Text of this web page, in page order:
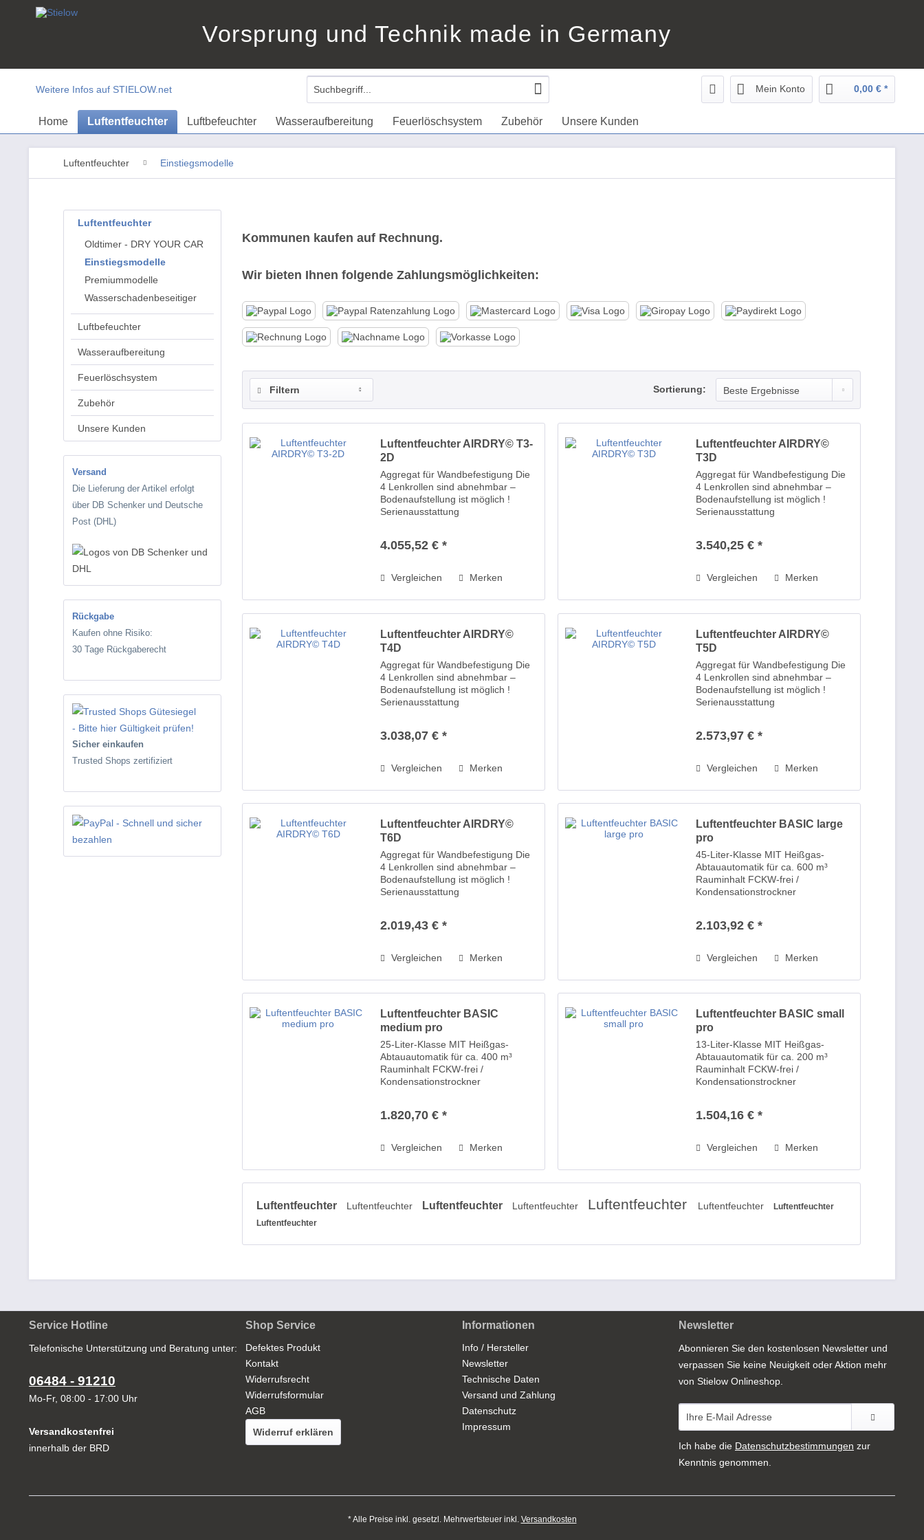
Vorsprung und Technik made in Germany
Weitere Infos auf STIELOW.net Mein Konto 0,00 € *
Home Luftentfeuchter Luftbefeuchter Wasseraufbereitung Feuerlöschsystem Zubehör Unsere Kunden
Luftentfeuchter Einstiegsmodelle
Luftentfeuchter
Oldtimer - DRY YOUR CAR
Einstiegsmodelle
Premiummodelle
Wasserschadenbeseitiger
Luftbefeuchter
Wasseraufbereitung
Feuerlöschsystem
Zubehör
Unsere Kunden
Versand
Die Lieferung der Artikel erfolgt
über DB Schenker und Deutsche
Post (DHL)
Rückgabe
Kaufen ohne Risiko:
30 Tage Rückgaberecht
Sicher einkaufen
Trusted Shops zertifiziert
Kommunen kaufen auf Rechnung.
Wir bieten Ihnen folgende Zahlungsmöglichkeiten:
Filtern Sortierung:
Luftentfeuchter AIRDRY© T3-
2D
Aggregat für Wandbefestigung Die
4 Lenkrollen sind abnehmbar –
Bodenaufstellung ist möglich !
Serienausstattung
Industrielenkrollen abnehmbar
nach...
4.055,52 € *
Vergleichen Merken
Luftentfeuchter AIRDRY©
T3D
Aggregat für Wandbefestigung Die
4 Lenkrollen sind abnehmbar –
Bodenaufstellung ist möglich !
Serienausstattung
Industrielenkrollen abnehmbar
nach...
3.540,25 € *
Vergleichen Merken
Luftentfeuchter AIRDRY©
T4D
Aggregat für Wandbefestigung Die
4 Lenkrollen sind abnehmbar –
Bodenaufstellung ist möglich !
Serienausstattung
Industrielenkrollen abnehmbar
nach...
3.038,07 € *
Vergleichen Merken
Luftentfeuchter AIRDRY©
T5D
Aggregat für Wandbefestigung Die
4 Lenkrollen sind abnehmbar –
Bodenaufstellung ist möglich !
Serienausstattung
Industrielenkrollen abnehmbar
nach...
2.573,97 € *
Vergleichen Merken
Luftentfeuchter AIRDRY©
T6D
Aggregat für Wandbefestigung Die
4 Lenkrollen sind abnehmbar –
Bodenaufstellung ist möglich !
Serienausstattung
Industrielenkrollen abnehmbar
nach...
2.019,43 € *
Vergleichen Merken
Luftentfeuchter BASIC large
pro
45-Liter-Klasse MIT Heißgas-
Abtauautomatik für ca. 600 m³
Rauminhalt FCKW-frei /
Kondensationstrockner
PS/0,24 kW-
reduzierte Drehzahl für
Dauerbetrieb ermöglicht...
2.103,92 € *
Vergleichen Merken
Luftentfeuchter BASIC
medium pro
25-Liter-Klasse MIT Heißgas-
Abtauautomatik für ca. 400 m³
Rauminhalt FCKW-frei /
Kondensationstrockner
PS/0,18 kW-
reduzierte Drehzahl für
Dauerbetrieb ermöglicht...
1.820,70 € *
Vergleichen Merken
Luftentfeuchter BASIC small
pro
13-Liter-Klasse MIT Heißgas-
Abtauautomatik für ca. 200 m³
Rauminhalt FCKW-frei /
Kondensationstrockner
kW-Hochleistungskompressor -
Dauerbetrieb ermöglicht...
1.504,16 € *
Vergleichen Merken
Luftentfeuchter Luftentfeuchter Luftentfeuchter Luftentfeuchter Luftentfeuchter Luftentfeuchter
Luftentfeuchter
Luftentfeuchter
Service Hotline
Telefonische Unterstützung und Beratung unter:
06484 - 91210
Mo-Fr, 08:00 - 17:00 Uhr
Versandkostenfrei
innerhalb der BRD
Shop Service
Defektes Produkt
Kontakt
Widerrufsrecht
Widerrufsformular
AGB
Widerruf erklären
Informationen
Info / Hersteller
Newsletter
Technische Daten
Versand und Zahlung
Datenschutz
Impressum
Newsletter
Abonnieren Sie den kostenlosen Newsletter und
verpassen Sie keine Neuigkeit oder Aktion mehr
von Stielow Onlineshop.
Ich habe die Datenschutzbestimmungen zur
Kenntnis genommen.
* Alle Preise inkl. gesetzl. Mehrwertsteuer inkl. Versandkosten